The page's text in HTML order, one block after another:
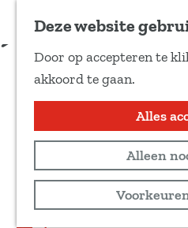
Deze website
Door op accepteren te
akkoord te gaan.
Alles
Alleen
Voeg toe als favoriet
e
e
d
z
Emmelkamp
Bekijk routekaart